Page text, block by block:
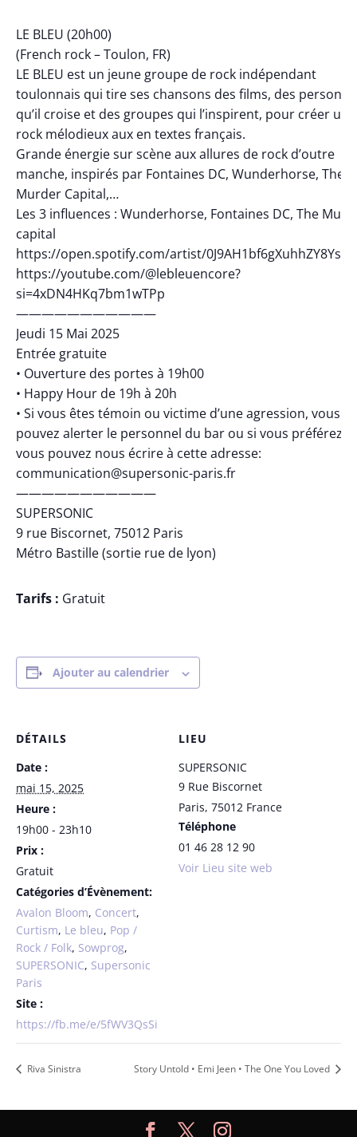
LE BLEU (20h00)
(French rock – Toulon, FR)
LE BLEU est un jeune groupe de rock indépendant
toulonnais qui tire ses chansons des films, des
qu’il croise et des groupes qui l’inspirent, pour créer un
rock mélodieux aux en textes français.
Grande énergie sur scène aux allures de rock d’outre
manche, inspirés par Fontaines DC, Wunderhorse, The
Murder Capital,…
Les 3 influences : Wunderhorse, Fontaines DC, The
capital
https://open.spotify.com/artist/
https://youtube.com/@lebleuencore?
si=4xDN4HKq7bm1wTPp
———————————
Jeudi 15 Mai 2025
Entrée gratuite
• Ouverture des portes à 19h00
• Happy Hour de 19h à 20h
• Si vous êtes témoin ou victime d’une agression, vous
pouvez alerter le personnel du bar ou si vous préférez,
vous pouvez nous écrire à cette adresse:
communication@supersonic-paris.fr
———————————
SUPERSONIC
9 rue Biscornet, 75012 Paris
Métro Bastille (sortie rue de lyon)
Tarifs : Gratuit
Ajouter au calendrier
DÉTAILS
Date :
mai 15, 2025
Heure :
19h00 - 23h10
Prix :
Gratuit
Catégories d’Évènement:
Avalon Bloom, Concert,
Curtism, Le bleu, Pop /
Rock / Folk, Sowprog,
SUPERSONIC, Supersonic
Paris
Site :
https://fb.me/e/5fWV3QsSi
LIEU
SUPERSONIC
9 Rue Biscornet
Paris, 75012 France
Téléphone
01 46 28 12 90
Voir Lieu site web
Riva Sinistra Story Untold • Emi Jeen • The One You Loved